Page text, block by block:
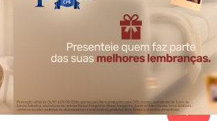
navigate_next